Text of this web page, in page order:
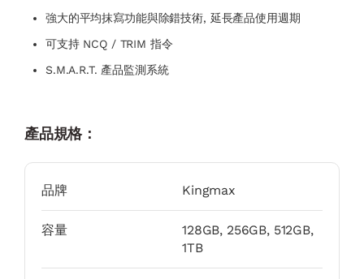
強大的平均抹寫功能與除錯技術, 延長產品使用週期
可支持 NCQ / TRIM 指令
S.M.A.R.T. 產品監測系統
產品規格：
品牌 Kingmax
容量
128GB, 256GB, 512GB,
1TB